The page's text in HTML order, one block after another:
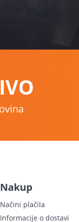
Nakup
Načini plačila
Informacije o dostavi